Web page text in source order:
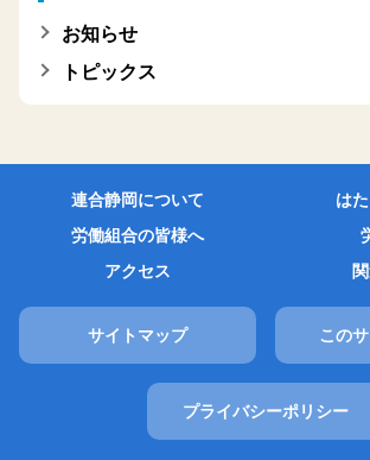
お知らせ
トピックス
連合静岡について
は
労働組合の皆様へ
アクセス
サイトマップ この
プライバシーポリシー